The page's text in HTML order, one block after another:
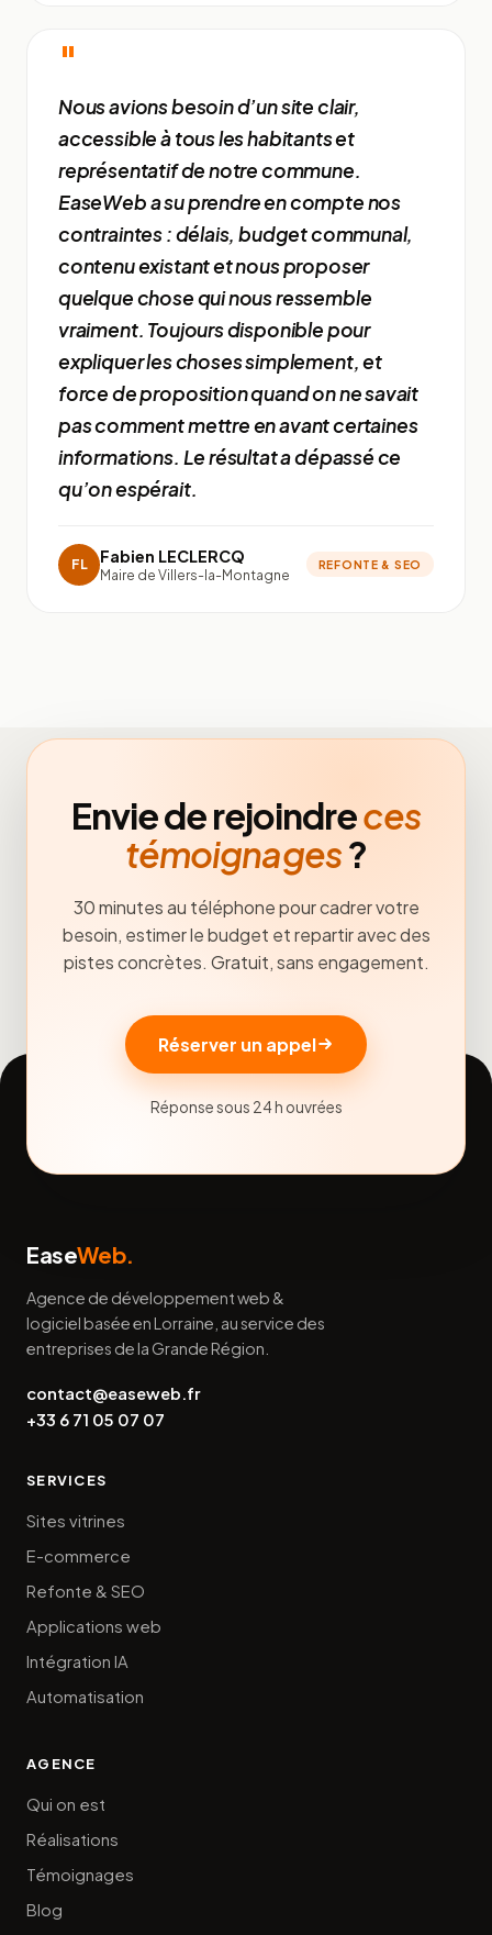
"
Nous avions besoin d’un site clair,
accessible à tous les habitants et
représentatif de notre commune.
EaseWeb a su prendre en compte nos
contraintes : délais, budget communal,
contenu existant et nous proposer
quelque chose qui nous ressemble
vraiment. Toujours disponible pour
expliquer les choses simplement, et
force de proposition quand on ne savait
pas comment mettre en avant certaines
informations. Le résultat a dépassé ce
qu’on espérait.
FL Fabien LECLERCQ
Maire de Villers-la-Montagne
REFONTE & SEO
Envie de rejoindreces
témoignages?
30 minutes au téléphone pour cadrer votre
besoin, estimer le budget et repartir avec des
pistes concrètes. Gratuit, sans engagement.
Réserver un appel
Réponse sous 24 h ouvrées
EaseWeb.
Agence de développement web &
logiciel basée en Lorraine, au service des
entreprises de la Grande Région.
contact@easeweb.fr
+33 6 71 05 07 07
SERVICES
Sites vitrines
E-commerce
Refonte & SEO
Applications web
Intégration IA
Automatisation
AGENCE
Qui on est
Réalisations
Témoignages
Blog